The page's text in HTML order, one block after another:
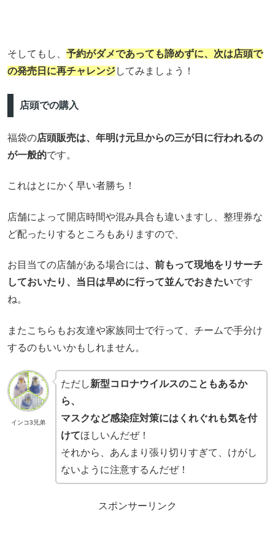
そしてもし、 予約がダメであっても諦めずに、次は店頭で
の発売日に再チャレンジしてみましょう！
店頭での購入
福袋の店頭販売は、年明け元旦からの三が日に行われるの
が一般的です。
これはとにかく早い者勝ち！
店舗によって開店時間や混み具合も違いますし、整理券な
ど配ったりするところもありますので、
お目当ての店舗がある場合には、前もって現地をリサーチ
しておいたり、当日は早めに行って並んでおきたいです
ね。
またこちらもお友達や家族同士で行って、チームで手分け
するのもいいかもしれません。
インコ3兄弟
ただし新型コロナウイルスのこともあるか
ら、
マスクなど感染症対策にはくれぐれも気を付
けてほしいんだぜ！
それから、あんまり張り切りすぎて、けがし
ないように注意するんだぜ！
スポンサーリンク